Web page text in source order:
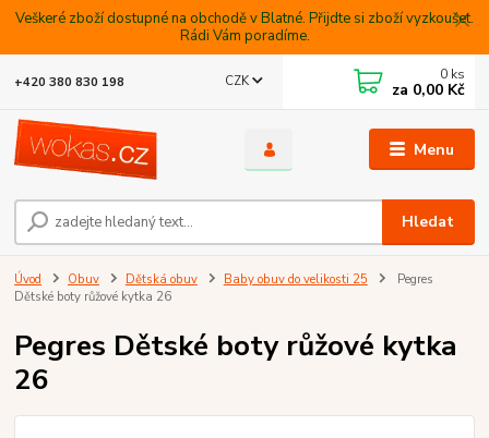
Veškeré zboží dostupné na obchodě v Blatné. Přijdte si zboží vyzkoušet.
Rádi Vám poradíme.
Menu
CZK
Hledat
+420 380 830 198 0 ks
za 0,00 Kč
Úvod Obuv Dětská obuv Baby obuv do velikosti 25
Pegres
Dětské boty růžové kytka 26
Pegres Dětské boty růžové kytka
26